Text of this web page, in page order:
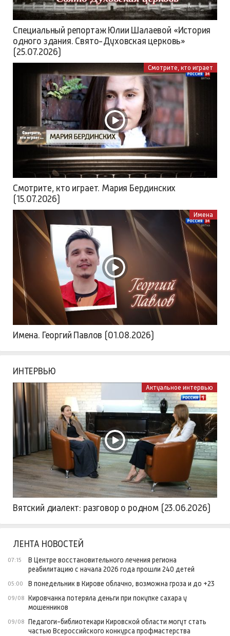
Специальный репортаж Юлии Шалаевой «История
одного здания. Свято-Духовская церковь»
(25.07.2026)
Смотрите, кто играет
Смотрите, кто играет. Мария Бердинских
(15.07.2026)
Имена
Имена. Георгий Павлов (01.08.2026)
ИНТЕРВЬЮ
Актуальное интервью
Вятский диалект: разговор о родном (23.06.2026)
ЛЕНТА НОВОСТЕЙ
07:15
В Центре восстановительного лечения региона
реабилитацию с начала 2026 года прошли 240 детей
05:00 В понедельник в Кирове облачно, возможна гроза и до +23
09/08 Кировчанка потеряла деньги при покупке сахара у
мошенников
09/08 Педагоги-библиотекари Кировской области могут стать
частью Всероссийского конкурса профмастерства